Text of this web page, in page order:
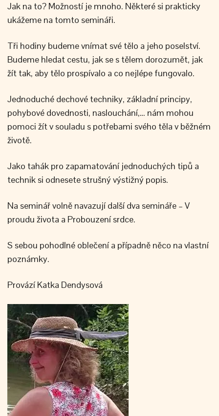
Jak na to? Možností je mnoho. Některé si prakticky
ukážeme na tomto semináři.
Tři hodiny budeme vnímat své tělo a jeho poselství.
Budeme hledat cestu, jak se s tělem dorozumět, jak
žít tak, aby tělo prospívalo a co nejlépe fungovalo.
Jednoduché dechové techniky, základní principy,
pohybové dovednosti, naslouchání,… nám mohou
pomoci žít v souladu s potřebami svého těla v běžném
životě.
Jako tahák pro zapamatování jednoduchých tipů a
technik si odnesete strušný výstižný popis.
Na seminář volně navazují další dva semináře – V
proudu života a Probouzení srdce.
S sebou pohodlné oblečení a případně něco na vlastní
poznámky.
Provází Katka Dendysová